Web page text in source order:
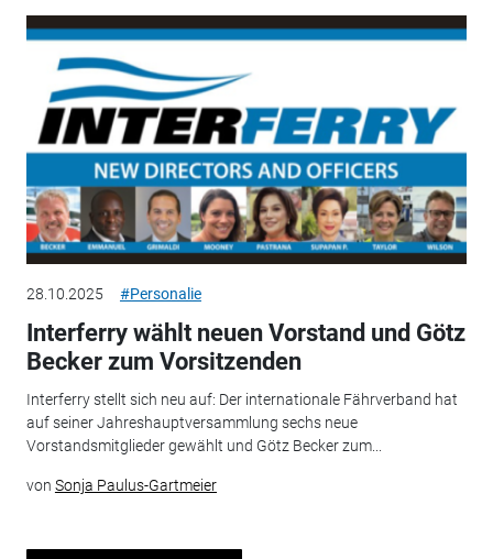
28.10.2025 #Personalie
Interferry wählt neuen Vorstand und Götz
Becker zum Vorsitzenden
Interferry stellt sich neu auf: Der internationale Fährverband hat
auf seiner Jahreshauptversammlung sechs neue
Vorstandsmitglieder gewählt und Götz Becker zum...
von Sonja Paulus-Gartmeier